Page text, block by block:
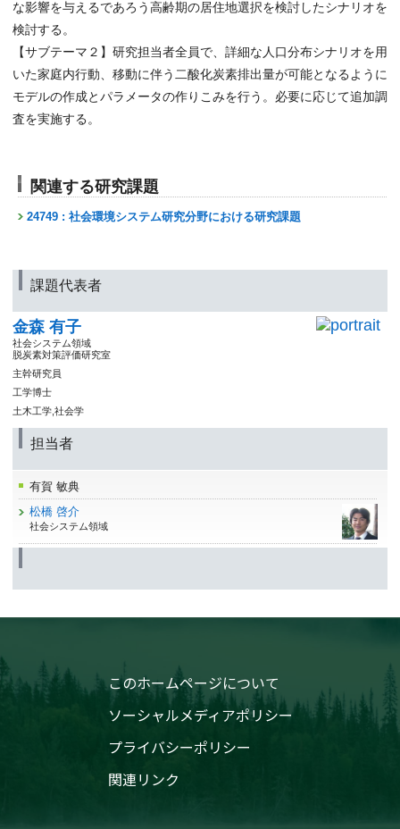
な影響を与えるであろう高齢期の居住地選択を検討したシナリオを
検討する。
【サブテーマ２】研究担当者全員で、詳細な人口分布シナリオを用
いた家庭内行動、移動に伴う二酸化炭素排出量が可能となるように
モデルの作成とパラメータの作りこみを行う。必要に応じて追加調
査を実施する。
関連する研究課題
24749 : 社会環境システム研究分野における研究課題
課題代表者
金森 有子
社会システム領域
脱炭素対策評価研究室
主幹研究員
工学博士
土木工学,社会学
担当者
有賀 敏典
松橋 啓介
社会システム領域
このホームページについて
ソーシャルメディアポリシー
プライバシーポリシー
関連リンク